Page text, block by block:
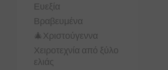
Ευεξία
Βραβευμένα
🎄Χριστούγεννα
Χειροτεχνία από ξύλο
ελιάς